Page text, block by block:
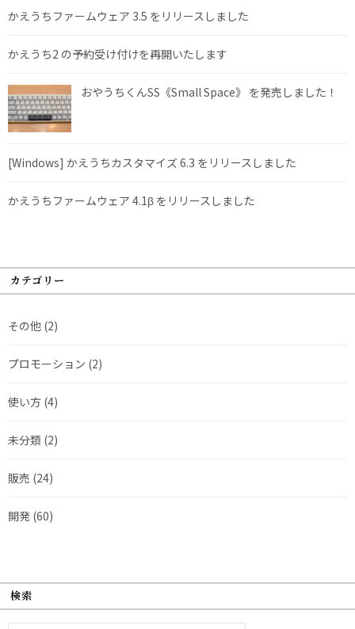
かえうちファームウェア 3.5 をリリースしました
かえうち2 の予約受け付けを再開いたします
おやうちくんSS《Small Space》 を発売しました！
[Windows] かえうちカスタマイズ 6.3 をリリースしました
かえうちファームウェア 4.1β をリリースしました
カテゴリー
その他 (2)
プロモーション (2)
使い方 (4)
未分類 (2)
販売 (24)
開発 (60)
検索